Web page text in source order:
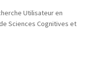
Utilisateur en
Sciences Cognitives et